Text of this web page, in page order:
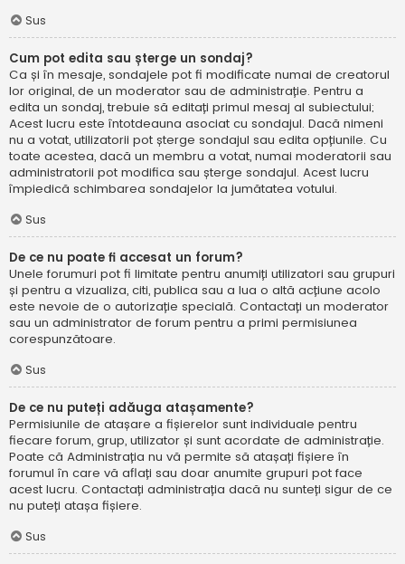
Sus
Cum pot edita sau șterge un sondaj?
Ca și în mesaje, sondajele pot fi modificate numai de creatorul
lor original, de un moderator sau de administrație. Pentru a
edita un sondaj, trebuie să editați primul mesaj al subiectului;
Acest lucru este întotdeauna asociat cu sondajul. Dacă nimeni
nu a votat, utilizatorii pot șterge sondajul sau edita opțiunile. Cu
toate acestea, dacă un membru a votat, numai moderatorii sau
administratorii pot modifica sau șterge sondajul. Acest lucru
împiedică schimbarea sondajelor la jumătatea votului.
Sus
De ce nu poate fi accesat un forum?
Unele forumuri pot fi limitate pentru anumiți utilizatori sau grupuri
și pentru a vizualiza, citi, publica sau a lua o altă acțiune acolo
este nevoie de o autorizație specială. Contactați un moderator
sau un administrator de forum pentru a primi permisiunea
corespunzătoare.
Sus
De ce nu puteți adăuga atașamente?
Permisiunile de atașare a fișierelor sunt individuale pentru
fiecare forum, grup, utilizator și sunt acordate de administrație.
Poate că Administrația nu vă permite să atașați fișiere în
forumul în care vă aflați sau doar anumite grupuri pot face
acest lucru. Contactați administrația dacă nu sunteți sigur de ce
nu puteți atașa fișiere.
Sus